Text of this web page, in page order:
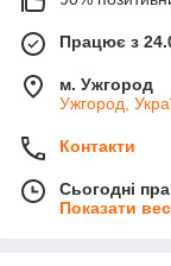
Працює з
м. Ужгород
Ужгород,
Контакти
Сьогодні
Показати